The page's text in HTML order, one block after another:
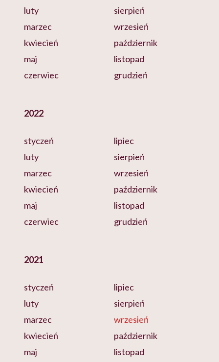
luty
marzec
kwiecień
maj
czerwiec
sierpień
wrzesień
październik
listopad
grudzień
2022
styczeń
luty
marzec
kwiecień
maj
czerwiec
lipiec
sierpień
wrzesień
październik
listopad
grudzień
2021
styczeń
luty
marzec
kwiecień
maj
lipiec
sierpień
wrzesień
październik
listopad